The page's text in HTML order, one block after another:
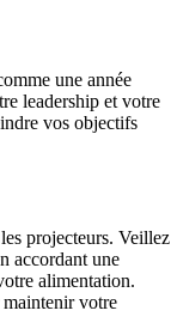
une année
leadership et votre
vos objectifs
projecteurs. Veillez
accordant une
alimentation.
maintenir votre